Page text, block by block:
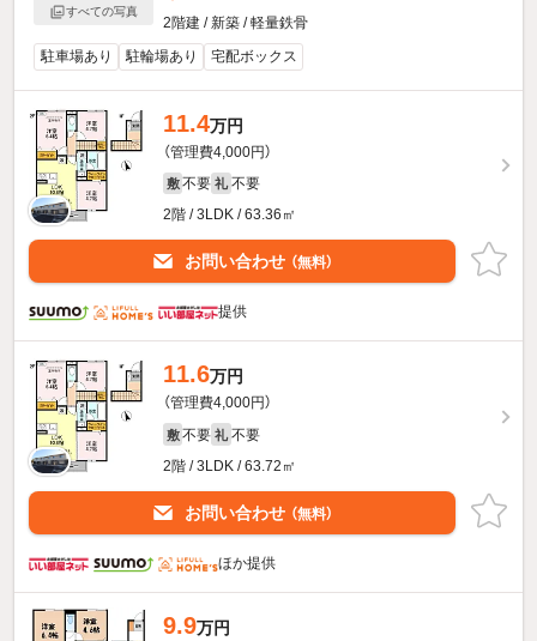
すべての写真
2階建 / 新築 / 軽量鉄骨
駐車場あり
駐輪場あり 宅配ボックス
11.4万円
（管理費4,000円）
敷 不要 礼 不要
2階 / 3LDK / 63.36㎡
お問い合わせ （無料）
提供
11.6万円
（管理費4,000円）
敷 不要 礼 不要
2階 / 3LDK / 63.72㎡
お問い合わせ （無料）
ほか提供
9.9万円